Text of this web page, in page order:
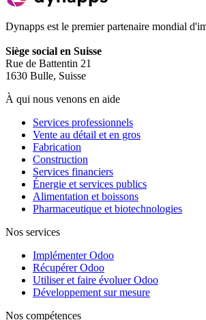
Dynapps est le premier partenaire mondial
Siège social en Suisse
Rue de Battentin 21
1630 Bulle, Suisse
À qui nous venons en aide
Services professionnels
Vente au détail et en gros
Fabrication
Construction
Services financiers
Énergie et services publics
Alimentation et boissons
Pharmaceutique et biotechnologies
Nos services
Implémenter Odoo
Récupérer Odoo
Utiliser et faire évoluer Odoo
Développement sur mesure
Nos compétences